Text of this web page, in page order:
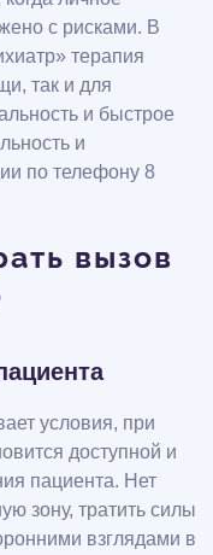
с рисками. В
терапия
так и для
и быстрое
и
по телефону 8
вызов
условия, при
доступной и
пациента. Нет
зону, тратить силы
взглядами в